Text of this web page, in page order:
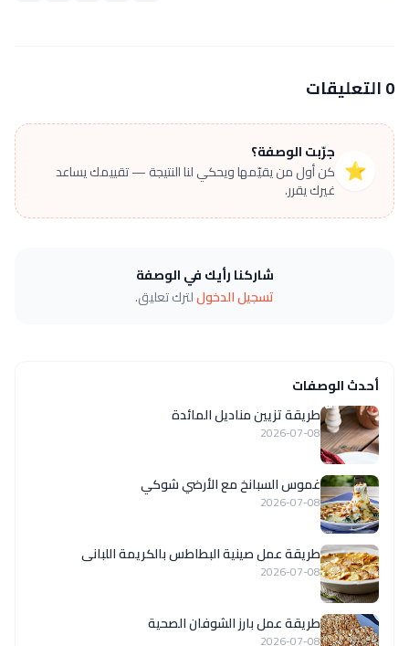
0 التعليقات
⭐
جرّبت الوصفة؟
كن أول من يقيّمها ويحكي لنا النتيجة — تقييمك يساعد
غيرك يقرر.
شاركنا رأيك في الوصفة
تسجيل الدخوللترك تعليق.
أحدث الوصفات
طريقة تزيين مناديل المائدة
2026-07-08
غموس السبانخ مع الأرضي شوكي
2026-07-08
طريقة عمل صينية البطاطس بالكريمة اللبانى
2026-07-08
طريقة عمل بارز الشوفان الصحية
2026-07-08